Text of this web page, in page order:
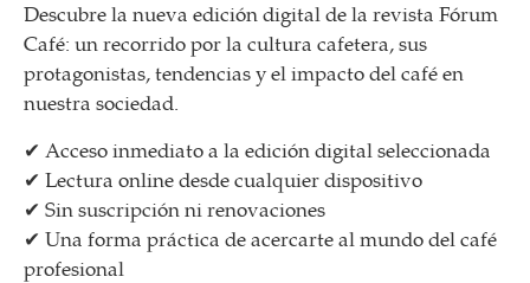
Descubre la nueva edición digital de la revista Fórum
Café: un recorrido por la cultura cafetera, sus
protagonistas, tendencias y el impacto del café en
nuestra sociedad.
✔ Acceso inmediato a la edición digital seleccionada
✔ Lectura online desde cualquier dispositivo
✔ Sin suscripción ni renovaciones
✔ Una forma práctica de acercarte al mundo del café
profesional